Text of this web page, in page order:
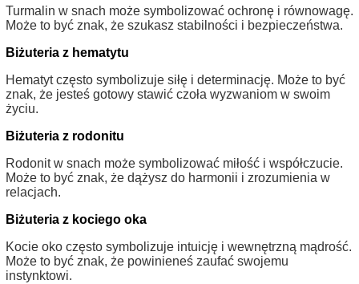
Turmalin w snach może symbolizować ochronę i równowagę.
Może to być znak, że szukasz stabilności i bezpieczeństwa.
Biżuteria z hematytu
Hematyt często symbolizuje siłę i determinację. Może to być
znak, że jesteś gotowy stawić czoła wyzwaniom w swoim
życiu.
Biżuteria z rodonitu
Rodonit w snach może symbolizować miłość i współczucie.
Może to być znak, że dążysz do harmonii i zrozumienia w
relacjach.
Biżuteria z kociego oka
Kocie oko często symbolizuje intuicję i wewnętrzną mądrość.
Może to być znak, że powinieneś zaufać swojemu
instynktowi.